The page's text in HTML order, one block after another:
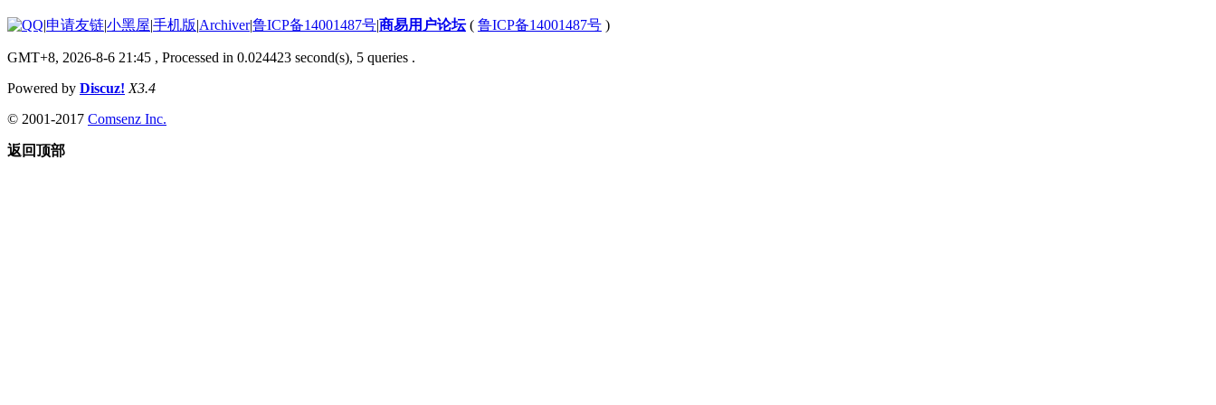
|申请友链|小黑屋|手机版|Archiver|鲁ICP备14001487号|商易用户论坛( 鲁ICP备14001487号 )
GMT+8, 2026-8-6 21:45 , Processed in 0.024423 second(s), 5 queries .
Powered by Discuz! X3.4
© 2001-2017 Comsenz Inc.
返回顶部